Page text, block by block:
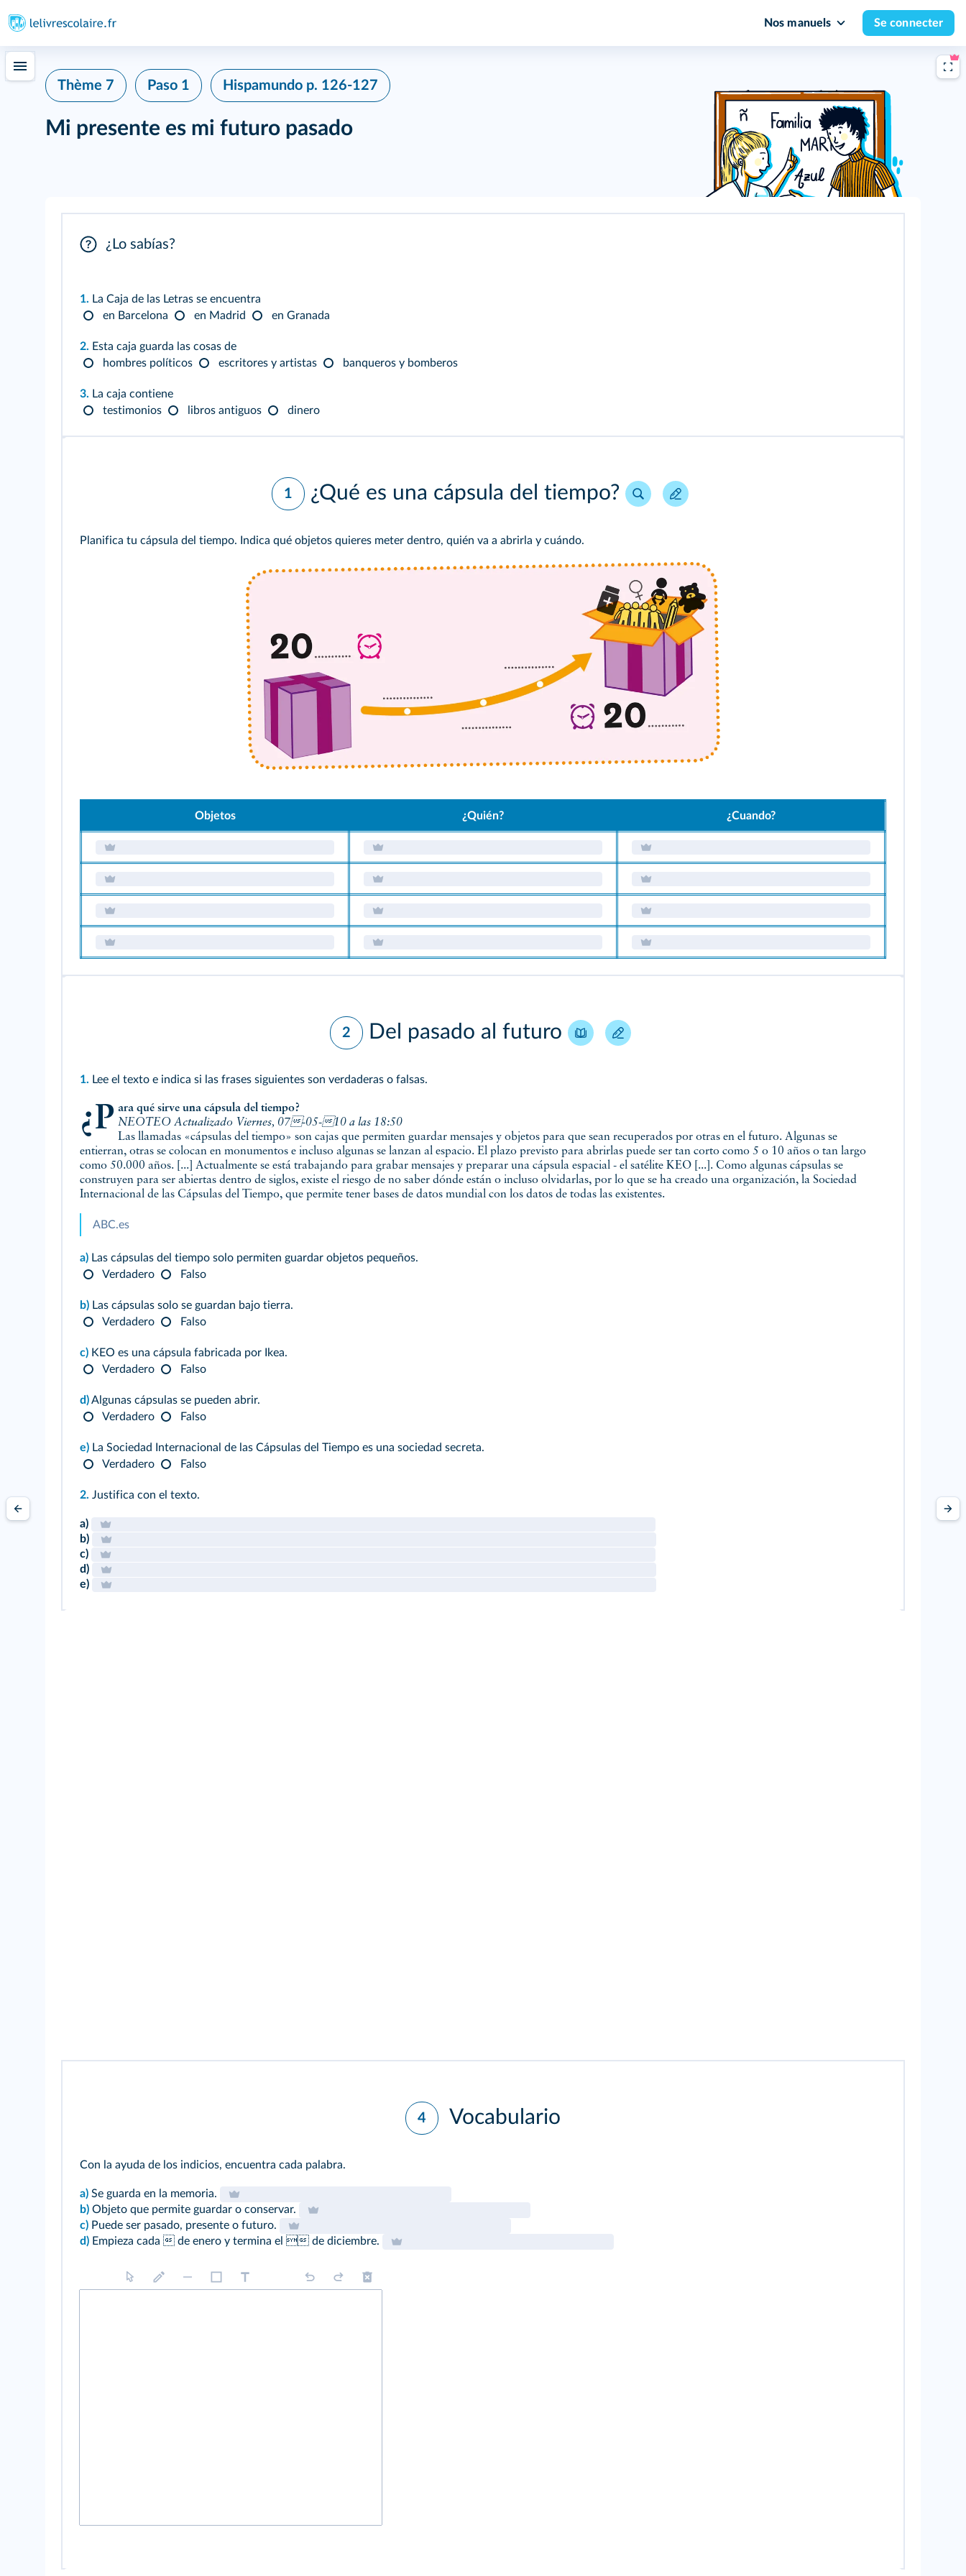
Nos manuels Se connecter
Thème 7 Paso 1 Hispamundo p. 126-127
Mi presente es mi futuro pasado
¿Lo sabías?
1. La Caja de las Letras se encuentra
en Barcelona
en Madrid en Granada
2. Esta caja guarda las cosas de
hombres políticos
escritores y artistas banqueros y bomberos
3. La caja contiene
testimonios
libros antiguos dinero
1 ¿Qué es una cápsula del tiempo?
Planifica tu cápsula del tiempo. Indica qué objetos quieres meter dentro, quién va a abrirla y cuándo.
Objetos ¿Quién? ¿Cuando?
2 Del pasado al futuro
1. Lee el texto e indica si las frases siguientes son verdaderas o falsas.
¿Para qué sirve una cápsula del tiempo?
NEOTEO Actualizado Viernes, 07-05-10 a las 18:50
Las llamadas «cápsulas del tiempo» son cajas que permiten guardar mensajes y objetos para que sean recuperados por otras en el futuro. Algunas se
entierran, otras se colocan en monumentos e incluso algunas se lanzan al espacio. El plazo previsto para abrirlas puede ser tan corto como 5 o 10 años o tan largo
como 50.000 años. [...] Actualmente se está trabajando para grabar mensajes y preparar una cápsula espacial - el satélite KEO [...]. Como algunas cápsulas se
construyen para ser abiertas dentro de siglos, existe el riesgo de no saber dónde están o incluso olvidarlas, por lo que se ha creado una organización, la Sociedad
Internacional de las Cápsulas del Tiempo, que permite tener bases de datos mundial con los datos de todas las existentes.
ABC.es
a) Las cápsulas del tiempo solo permiten guardar objetos pequeños.
Verdadero
Falso
b) Las cápsulas solo se guardan bajo tierra.
Verdadero
Falso
c) KEO es una cápsula fabricada por Ikea.
Verdadero
Falso
d)Algunas cápsulas se pueden abrir.
Verdadero
Falso
e) La Sociedad Internacional de las Cápsulas del Tiempo es una sociedad secreta.
Verdadero
Falso
2. Justifica con el texto.
a)
b)
c)
d)
e)
4 Vocabulario
Con la ayuda de los indicios, encuentra cada palabra.
a) Se guarda en la memoria.
b) Objeto que permite guardar o conservar.
c) Puede ser pasado, presente o futuro.
d) Empieza cada  de enero y termina el  de diciembre.